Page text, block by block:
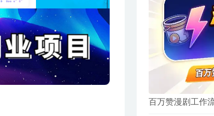
百万赞漫剧工作